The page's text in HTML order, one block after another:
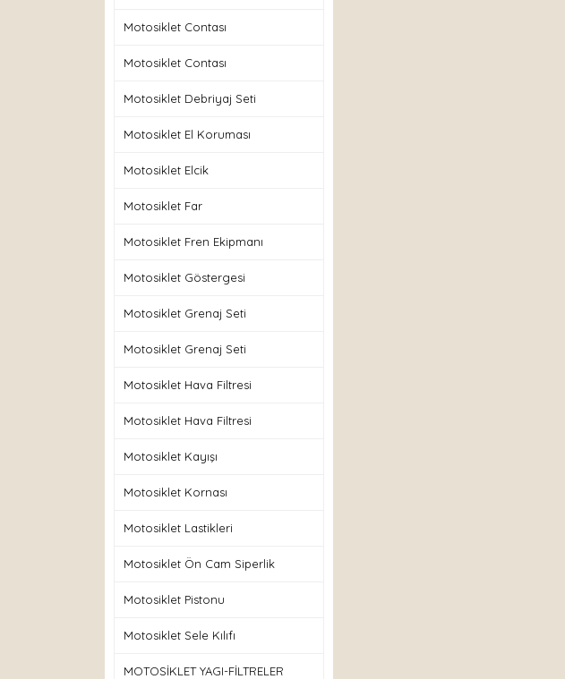
Motosiklet Contası
Motosiklet Contası
Motosiklet Debriyaj Seti
Motosiklet El Koruması
Motosiklet Elcik
Motosiklet Far
Motosiklet Fren Ekipmanı
Motosiklet Göstergesi
Motosiklet Grenaj Seti
Motosiklet Grenaj Seti
Motosiklet Hava Filtresi
Motosiklet Hava Filtresi
Motosiklet Kayışı
Motosiklet Kornası
Motosiklet Lastikleri
Motosiklet Ön Cam Siperlik
Motosiklet Pistonu
Motosiklet Sele Kılıfı
MOTOSİKLET YAGI-FİLTRELER